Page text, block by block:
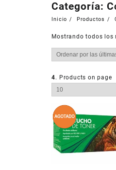
Categoría:
Inicio Productos
Mostrando todos los
4. Products on page